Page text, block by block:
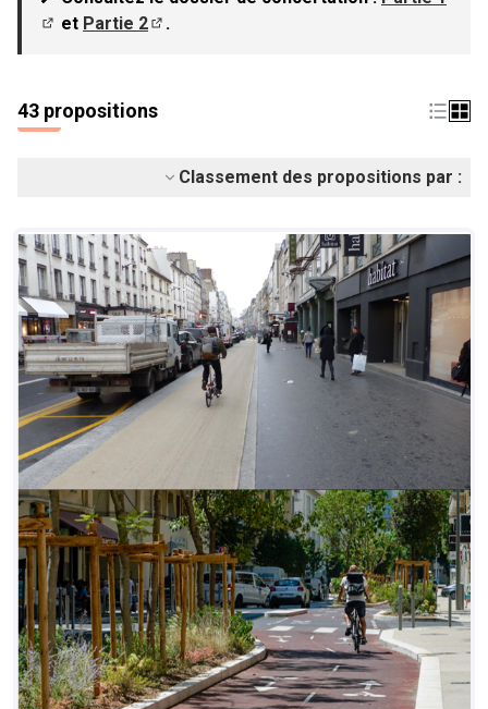
et Partie 2
.
43 propositions
Classement des propositions par :